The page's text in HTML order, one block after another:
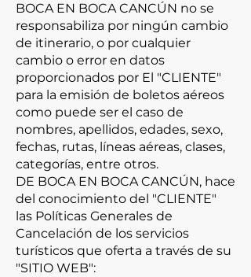
BOCA EN BOCA CANCÚN no se
responsabiliza por ningún cambio
de itinerario, o por cualquier
cambio o error en datos
proporcionados por El "CLIENTE"
para la emisión de boletos aéreos
como puede ser el caso de
nombres, apellidos, edades, sexo,
fechas, rutas, líneas aéreas, clases,
categorías, entre otros.
DE BOCA EN BOCA CANCÚN, hace
del conocimiento del "CLIENTE"
las Políticas Generales de
Cancelación de los servicios
turísticos que oferta a través de su
"SITIO WEB":